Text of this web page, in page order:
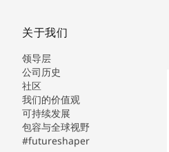
关于我们
领导层
公司历史
社区
我们的价值观
可持续发展
包容与全球视野
#futureshaper